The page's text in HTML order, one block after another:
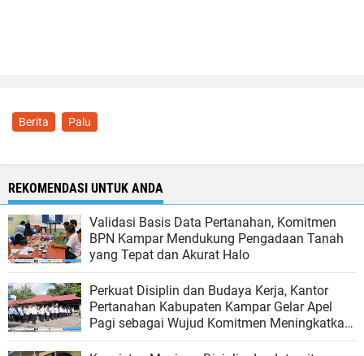
Berita Palu
REKOMENDASI UNTUK ANDA
Validasi Basis Data Pertanahan, Komitmen
BPN Kampar Mendukung Pengadaan Tanah
yang Tepat dan Akurat Halo
Perkuat Disiplin dan Budaya Kerja, Kantor
Pertanahan Kabupaten Kampar Gelar Apel
Pagi sebagai Wujud Komitmen Meningkatkan
Kualitas Pelayanan